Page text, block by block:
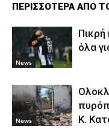
ΠΕΡΙΣΣΟΤΕΡΑ ΑΠΟ
News
Πικρή
όλα
News
Κ.